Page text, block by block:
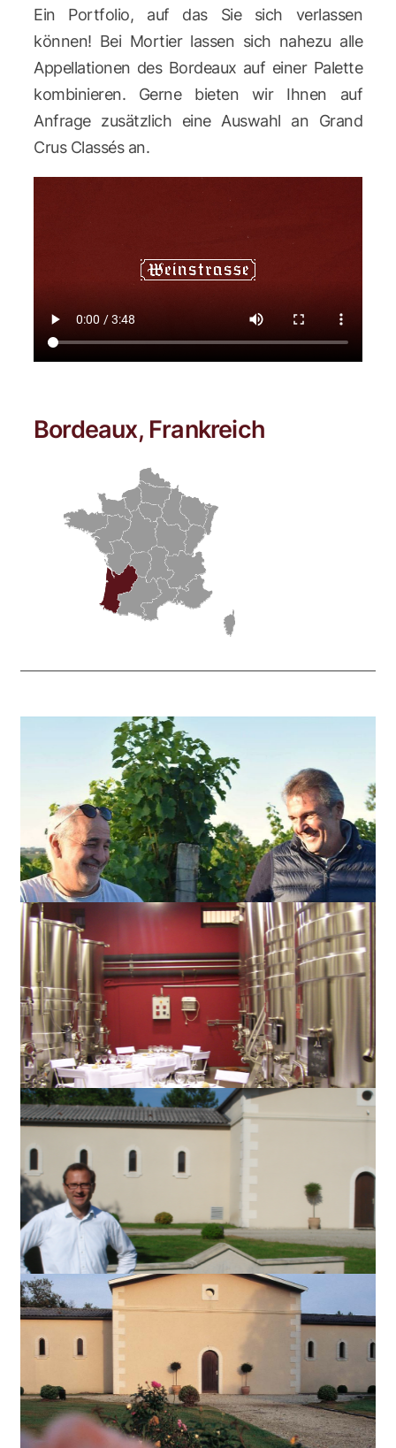
Ein Portfolio, auf das Sie sich verlassen
können! Bei Mortier lassen sich nahezu alle
Appellationen des Bordeaux auf einer Palette
kombinieren. Gerne bieten wir Ihnen auf
Anfrage zusätzlich eine Auswahl an Grand
Crus Classés an.
Bordeaux, Frankreich